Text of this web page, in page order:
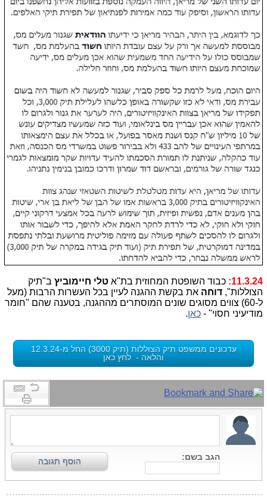
11.3.24: כבוד השופטת המחוזית בת"א טלי חיימוביץ ב"תיק
הצוללות", דוחה את בקשת ההגנה לעיין בכל העשרות הרבות (מעל
ל-60) צווים מסוגים שונים המוסתרים מההגנה, בטענה שהם "חומר
מודיעיני חסוי" - כאן.
עדכונים ממשפט תיק הצוללות (תיק 3000) החל מ-12.3.24
והלאה - לחץ כאן